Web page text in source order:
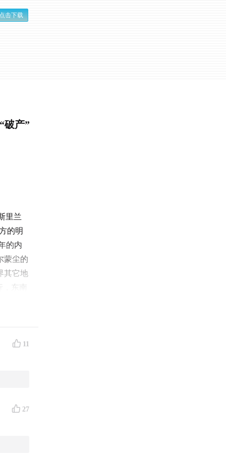
击下载
破产”
里兰
的明
的内
蒙尘的
其它地
东南
，我
学留
我们
场白，
人先
11
27